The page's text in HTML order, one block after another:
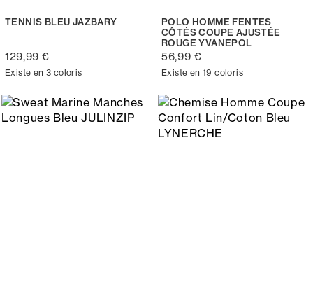
TENNIS BLEU JAZBARY
129,99 €
Existe en 3 coloris
POLO HOMME FENTES
CÔTÉS COUPE AJUSTÉE
ROUGE YVANEPOL
56,99 €
Existe en 19 coloris